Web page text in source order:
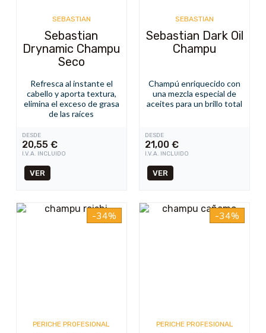
SEBASTIAN
Sebastian
Drynamic Champu
Seco
Refresca al instante el
cabello y aporta textura,
elimina el exceso de grasa
de las raíces
DESDE
20,55€
I.V.A. INCLUIDO
VER
SEBASTIAN
Sebastian Dark Oil
Champu
Champú enriquecido con
una mezcla especial de
aceites para un brillo total
DESDE
21,00€
I.V.A. INCLUIDO
VER
-34%
PERICHE PROFESIONAL
-34%
PERICHE PROFESIONAL